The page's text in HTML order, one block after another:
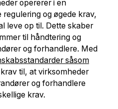
opererer i en
og øgede krav,
leve op til. Dette skaber
til håndtering og
og forhandlere. Med
såsom
til, at virksomheder
og forhandlere
krav.